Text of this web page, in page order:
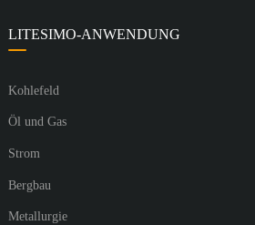
LITESIMO-ANWENDUNG
Kohlefeld
Öl und Gas
Strom
Bergbau
Metallurgie